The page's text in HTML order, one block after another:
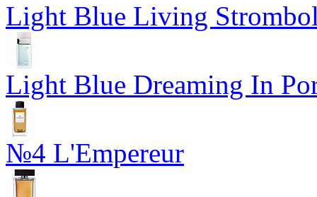
Light Blue Living
Light Blue Dreaming In
№4 L'Empereur